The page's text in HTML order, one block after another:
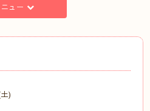
ニュー
)